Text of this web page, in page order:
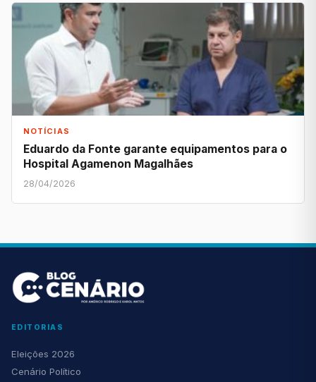
NOTÍCIAS
Eduardo da Fonte garante equipamentos para o
Hospital Agamenon Magalhães
28/04/2026
EDITORIAS
Eleições 2026
Cenário Político